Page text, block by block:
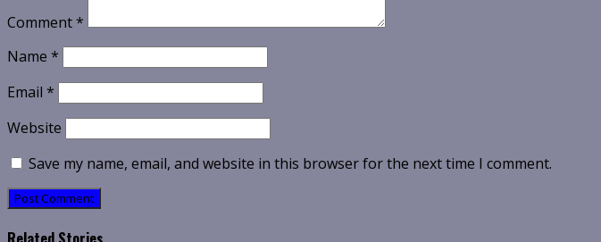
Comment*
Name *
Email *
Website
Save my name, email, and website in this browser for the next time I comment.